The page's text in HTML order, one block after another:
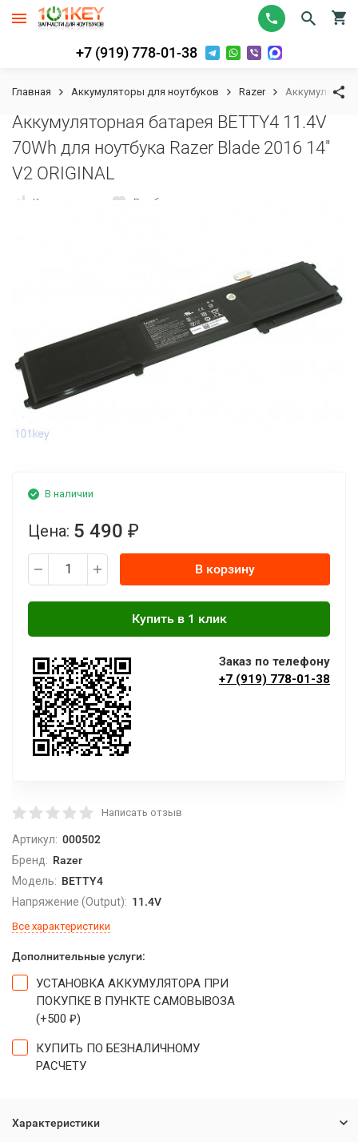
+7 (919) 778-01-38
Главная Аккумуляторы для ноутбуков Razer
Аккумуляторная батарея BETTY4 11.4V
70Wh для ноутбука Razer Blade 2016 14"
V2 ORIGINAL
К сравнению В избранное
В наличии
Цена: 5 490 ₽
В корзину
Заказ по телефону
+7 (919) 778-01-38
Написать отзыв
Артикул: 000502
Бренд: Razer
Модель: BETTY4
Напряжение (Output): 11.4V
Все характеристики
Дополнительные услуги:
УСТАНОВКА АККУМУЛЯТОРА ПРИ
ПОКУПКЕ В ПУНКТЕ САМОВЫВОЗА
(+500 ₽)
КУПИТЬ ПО БЕЗНАЛИЧНОМУ
РАСЧЕТУ
Характеристики